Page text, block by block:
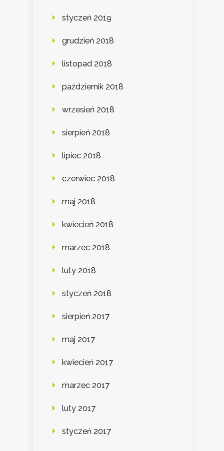
styczeń 2019
grudzień 2018
listopad 2018
październik 2018
wrzesień 2018
sierpień 2018
lipiec 2018
czerwiec 2018
maj 2018
kwiecień 2018
marzec 2018
luty 2018
styczeń 2018
sierpień 2017
maj 2017
kwiecień 2017
marzec 2017
luty 2017
styczeń 2017